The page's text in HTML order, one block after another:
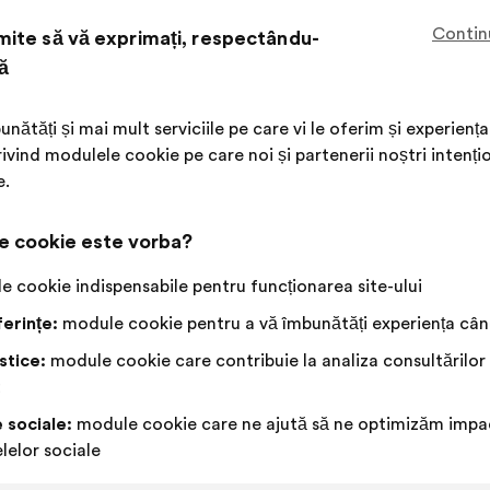
a
primit
Preferință
: 17
ori
Banalitate
: 14
ori
a
primit
Nicio evaluare
:ori
Nu am înțeles
:ori
Comment la société peut-elle
handicapées ?
de:
Conținutul
propunerii:
Il faut encourager les médecins à
Cu
următoarea
să vă exprimați, respectându-
și mai mult serviciile pe care vi le oferim și
modulele cookie pe care noi și partenerii noștri
cookie este vorba?
cookie indispensabile pentru funcționarea site-ului
module cookie pentru a vă îmbunătăți experiența
module cookie care contribuie la analiza
sociale: module cookie care ne ajută să ne optimizăm
sociale